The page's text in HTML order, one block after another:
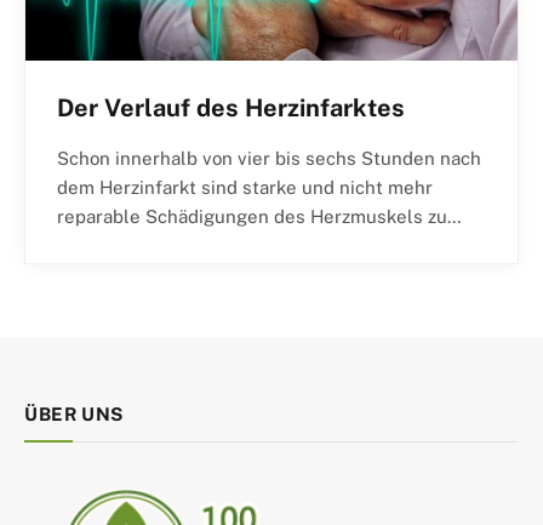
Der Verlauf des Herzinfarktes
Schon innerhalb von vier bis sechs Stunden nach
dem Herzinfarkt sind starke und nicht mehr
reparable Schädigungen des Herzmuskels zu…
ÜBER UNS